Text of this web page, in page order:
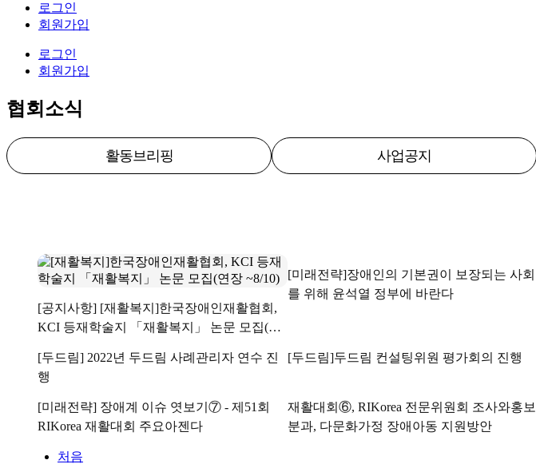
로그인
회원가입
로그인
회원가입
협회소식
활동브리핑 사업공지
[공지사항] [재활복지]한국장애인재활협회,
KCI 등재학술지 「재활복지」 논문 모집(연
[미래전략]장애인의 기본권이 보장되는 사회
를 위해 윤석열 정부에 바란다
[두드림] 2022년 두드림 사례관리자 연수 진
행
[두드림]두드림 컨설팅위원 평가회의 진행
[미래전략] 장애계 이슈 엿보기⑦ - 제51회
RIKorea 재활대회 주요아젠다
재활대회⑥, RIKorea 전문위원회 조사와홍보
분과, 다문화가정 장애아동 지원방안
처음